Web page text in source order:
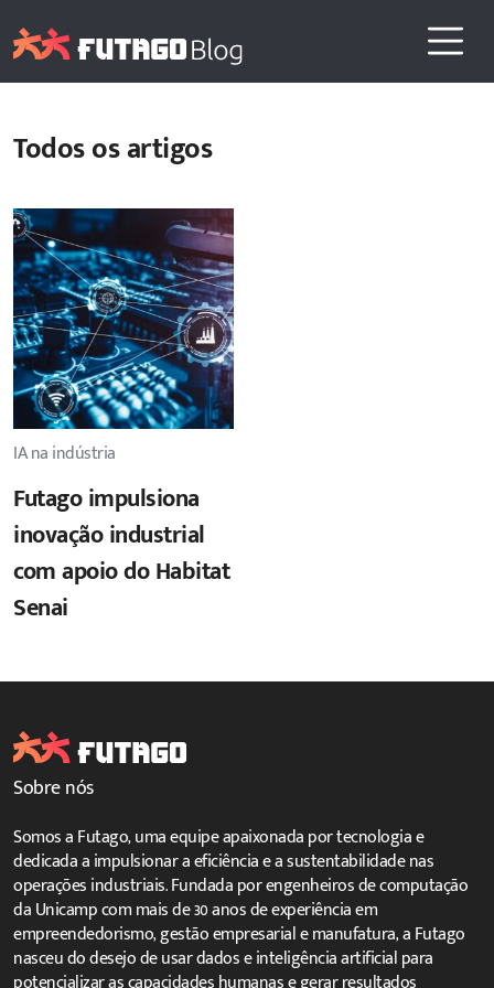
Todos os artigos
IA na indústria
Futago impulsiona
inovação industrial
com apoio do Habitat
Senai
Sobre nós
Somos a Futago, uma equipe apaixonada por tecnologia e
dedicada a impulsionar a eficiência e a sustentabilidade nas
operações industriais. Fundada por engenheiros de computação
da Unicamp com mais de 30 anos de experiência em
empreendedorismo, gestão empresarial e manufatura, a Futago
nasceu do desejo de usar dados e inteligência artificial para